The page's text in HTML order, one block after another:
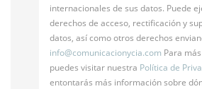
internacionales de sus datos. Puede
derechos de acceso, rectificación y
datos, así como otros derechos
info@comunicacionycia.com Para
puedes visitar nuestra Política de
entontarás más información sobre